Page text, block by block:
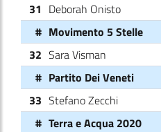
31 Deborah Onisto
# Movimento 5 Stelle
32 Sara Visman
# Partito Dei Veneti
33 Stefano Zecchi
# Terra e Acqua 2020